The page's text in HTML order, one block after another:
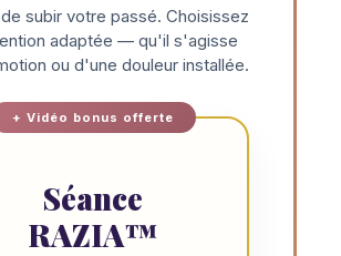
subir votre passé. Choisissez
adaptée — qu'il s'agisse
ou d'une douleur installée.
+ Vidéo bonus offerte
Séance
RAZIA™